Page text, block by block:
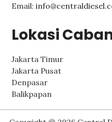
Email:
Lokasi
Jakarta Timur
Jakarta Pusat
Denpasar
Balikpapan